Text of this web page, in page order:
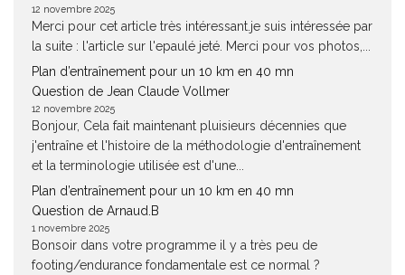
12 novembre 2025
Merci pour cet article très intéressant.je suis intéressée par
la suite : l'article sur l'epaulé jeté. Merci pour vos photos,...
Plan d’entraînement pour un 10 km en 40 mn
Question de Jean Claude Vollmer
12 novembre 2025
Bonjour, Cela fait maintenant pluisieurs décennies que
j'entraîne et l'histoire de la méthodologie d'entraînement
et la terminologie utilisée est d'une...
Plan d’entraînement pour un 10 km en 40 mn
Question de Arnaud.B
1 novembre 2025
Bonsoir dans votre programme il y a très peu de
footing/endurance fondamentale est ce normal ?